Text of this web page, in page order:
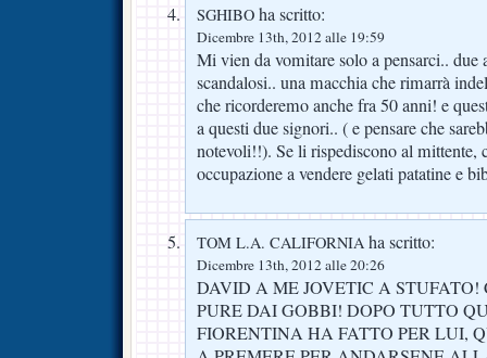
SGHIBO ha scritto:
Dicembre 13th, 2012 alle 19:59
Mi vien da vomitare solo a pensarci..
scandalosi.. una macchia che rimarrà
che ricorderemo anche fra 50 anni! e
a questi due signori.. ( e pensare che
notevoli!!). Se li rispediscono al mittente,
occupazione a vendere gelati patatine e
TOM L.A. CALIFORNIA ha scritto:
Dicembre 13th, 2012 alle 20:26
DAVID A ME JOVETIC A STUFATO!
PURE DAI GOBBI! DOPO TUTTO
FIORENTINA HA FATTO PER LUI,